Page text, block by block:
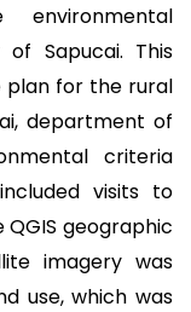
Sapucai. This
plan for the rural
department of
criteria
visits to
geographic
imagery was
use, which was